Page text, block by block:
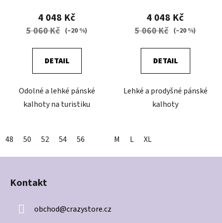
4 048 Kč
5 060 Kč (–20 %)
DETAIL
Odolné a lehké pánské
kalhoty na turistiku
48 50 52 54 56
4 048 Kč
5 060 Kč (–20 %)
DETAIL
Lehké a prodyšné pánské
kalhoty
M L XL
Z
Kontakt
obchod@crazystore.cz